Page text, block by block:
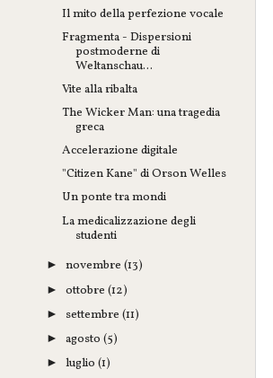
Il mito della perfezione vocale
Fragmenta - Dispersioni
postmoderne di
Weltanschau...
Vite alla ribalta
The Wicker Man: una tragedia
greca
Accelerazione digitale
"Citizen Kane" di Orson Welles
Un ponte tra mondi
La medicalizzazione degli
studenti
►novembre(13)
►ottobre(12)
► settembre(11)
►agosto(5)
►luglio(1)